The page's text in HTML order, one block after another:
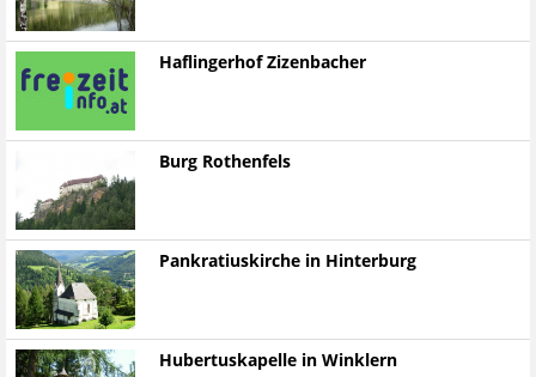
Haflingerhof Zizenbacher
Burg Rothenfels
Pankratiuskirche in Hinterburg
Hubertuskapelle in Winklern